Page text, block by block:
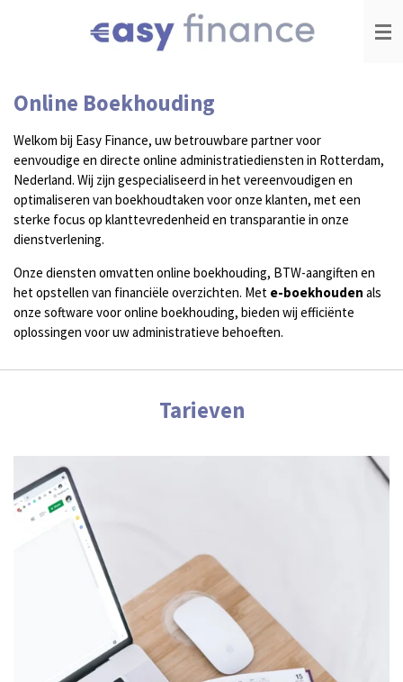
hoofdinhoud
Online Boekhouding
Welkom bij Easy Finance, uw betrouwbare partner voor
eenvoudige en directe online administratiediensten in Rotterdam,
Nederland. Wij zijn gespecialiseerd in het vereenvoudigen en
optimaliseren van boekhoudtaken voor onze klanten, met een
sterke focus op klanttevredenheid en transparantie in onze
dienstverlening.
Onze diensten omvatten online boekhouding, BTW-aangiften en
het opstellen van financiële overzichten. Met e-boekhouden als
onze software voor online boekhouding, bieden wij efficiënte
oplossingen voor uw administratieve behoeften.
Tarieven